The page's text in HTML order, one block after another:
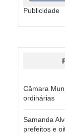
Publicidade
Câmara
ordinárias
Samanda
prefeitos e